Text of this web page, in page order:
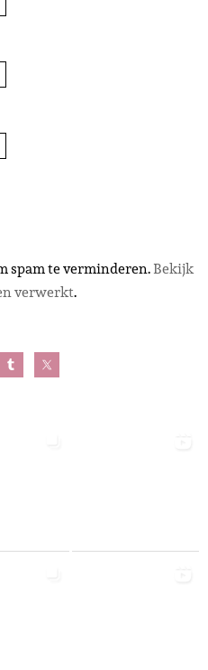
spam te verminderen.Bekijk
verwerkt.